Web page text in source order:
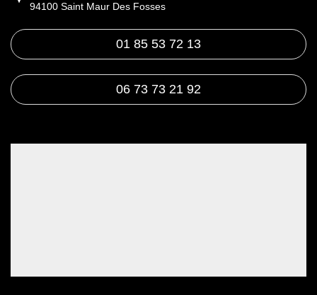
94100 Saint Maur Des Fosses
01 85 53 72 13
06 73 73 21 92